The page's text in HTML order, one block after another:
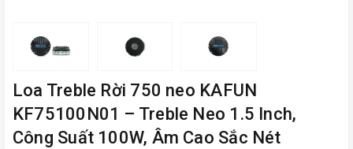
Loa Treble Rời 750 neo KAFUN
KF75100N01 – Treble Neo 1.5 Inch,
Công Suất 100W, Âm Cao Sắc Nét